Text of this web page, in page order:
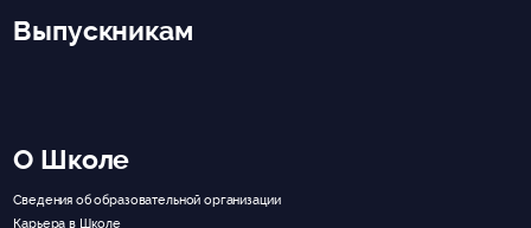
Выпускникам
О Школе
Сведения об образовательной организации
Карьера в Школе